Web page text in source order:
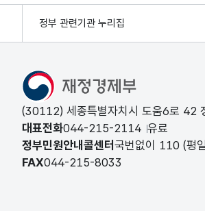
정부 관련기관 누리집
(30112) 세종특별자치시 도움6로 42
대표전화044-215-2114 유료
정부민원안내콜센터 국번없이 110 (평
FAX044-215-8033